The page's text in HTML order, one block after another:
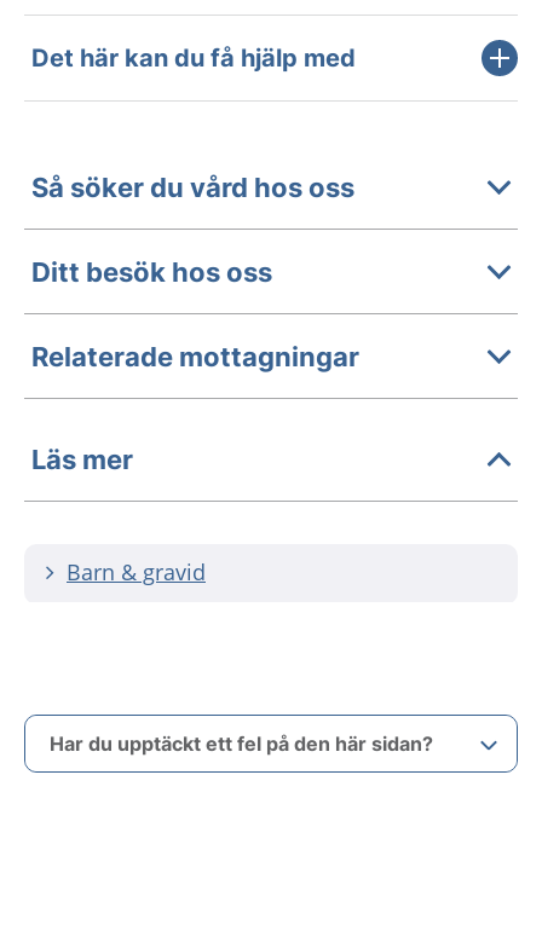
Det här kan du få hjälp med
Så söker du vård hos oss
Ditt besök hos oss
Relaterade mottagningar
Läs mer
Barn & gravid
Har du upptäckt ett fel på den här sidan?